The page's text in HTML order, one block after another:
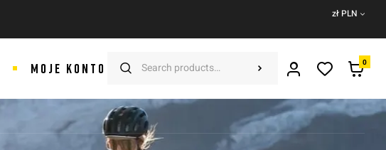
zł PLN
MOJE KONTO 0